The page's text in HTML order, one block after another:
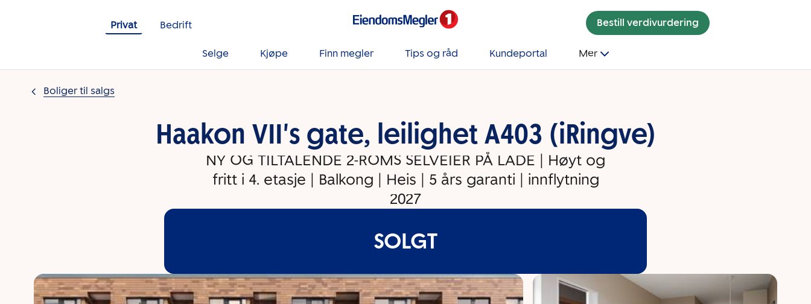
Privat
Bedrift Bestill verdivurdering
Selge Kjøpe Finn megler Tips og råd Kundeportal Mer
Boliger til salgs
Haakon VII's gate, leilighet A403 (iRingve)
NY OG TILTALENDE 2-ROMS SELVEIER PÅ LADE | Høyt og
fritt i 4. etasje | Balkong | Heis | 5 års garanti | innflytning
2027
SOLGT